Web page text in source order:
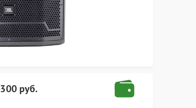
300 руб.